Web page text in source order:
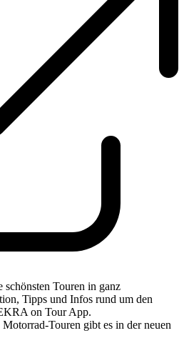
schönsten Touren in ganz
Tipps und Infos rund um den
on Tour App.
Motorrad-Touren gibt es in der neuen